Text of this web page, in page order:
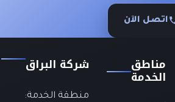
اتصل الآن
مناطق
الخدمة
شركة البراق
منطقة الخدمة: